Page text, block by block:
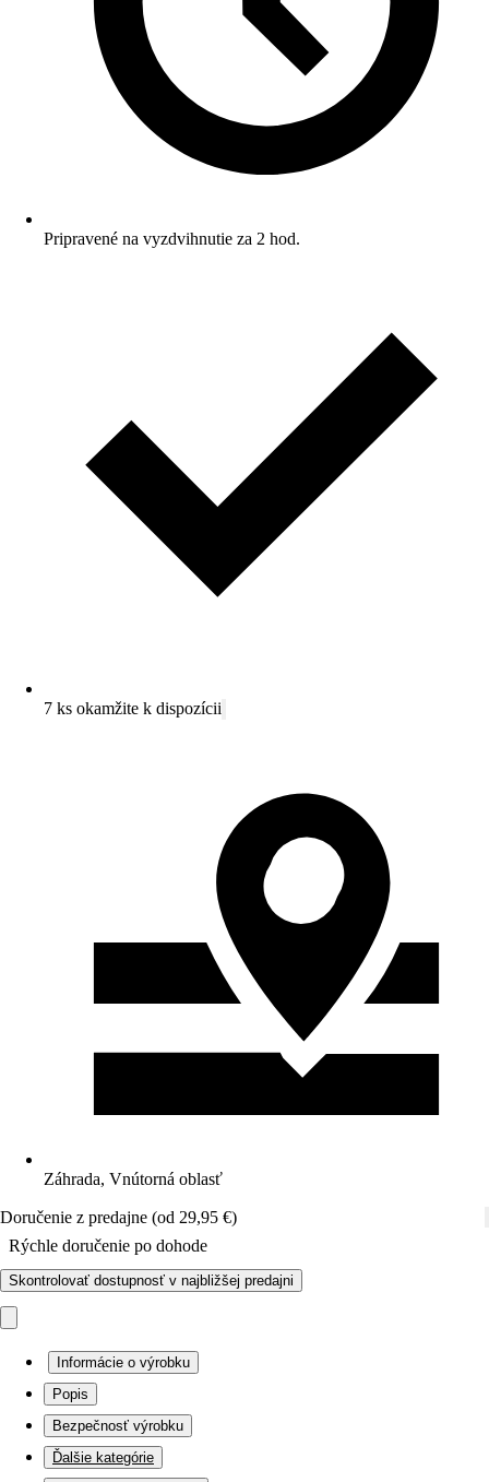
Pripravené na vyzdvihnutie za 2 hod.
7 ks okamžite k dispozícii
Záhrada, Vnútorná oblasť
Doručenie z predajne (od 29,95 €)
Rýchle doručenie po dohode
Skontrolovať dostupnosť v najbližšej predajni
Informácie o výrobku
Popis
Bezpečnosť výrobku
Ďalšie kategórie